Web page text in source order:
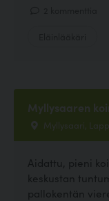
Myllysaaren
Myllysaari,
Aidattu, pieni
keskustan
pallokentän